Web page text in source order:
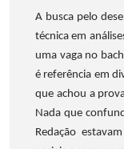
A busca pelo
técnica em
uma vaga no
é referência em
que achou a
Nada que
Redação